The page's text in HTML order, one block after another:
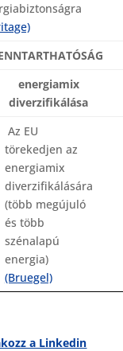
energiamix
diverzifikálása
Az EU
törekedjen az
energiamix
diverzifikálására
(több megújuló
és több
szénalapú
energia)
(Bruegel)
a Linkedin